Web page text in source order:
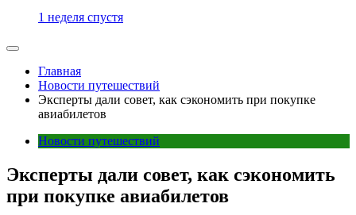
1 неделя спустя
Главная
Новости путешествий
Эксперты дали совет, как сэкономить при покупке
авиабилетов
Новости путешествий
Эксперты дали совет, как сэкономить
при покупке авиабилетов